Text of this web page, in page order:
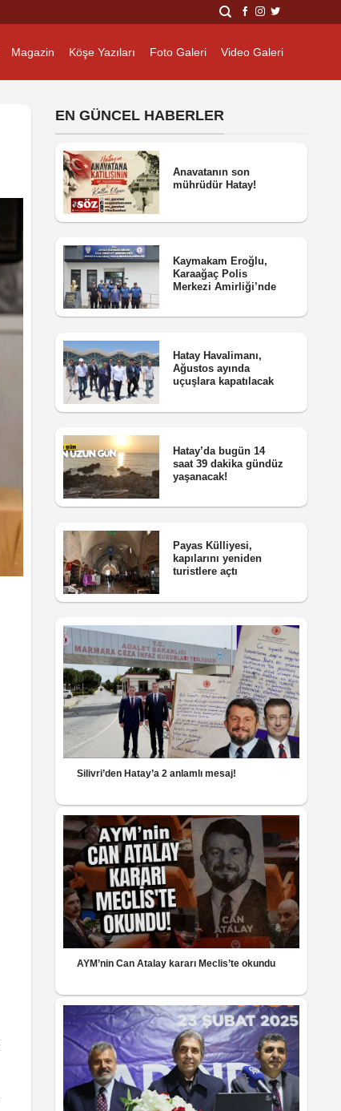
Magazin Köşe Yazıları Foto Galeri Video Galeri
EN GÜNCEL HABERLER
Anavatanın son
mührüdür Hatay!
Kaymakam Eroğlu,
Karaağaç Polis
Merkezi Amirliği’nde
Hatay Havalimanı,
Ağustos ayında
uçuşlara kapatılacak
Hatay’da bugün 14
saat 39 dakika gündüz
yaşanacak!
Payas Külliyesi,
kapılarını yeniden
turistlere açtı
Silivri’den Hatay’a 2 anlamlı mesaj!
AYM’nin Can Atalay kararı Meclis’te okundu